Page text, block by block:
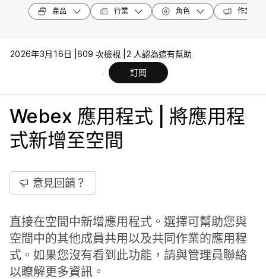
產品 行業 角色 作業系統
2026年3月16日 | 609 次檢視 |
2 人認為這有幫助
訂閱
Webex 應用程式 | 將應用程
式新增至空間
意見回饋？
直接在空間中新增應用程式。選擇可幫助您與
空間中的其他成員共用以及共同作業的應用程
式。如果您沒有看到此功能，請與管理員聯絡
以瞭解更多資訊。